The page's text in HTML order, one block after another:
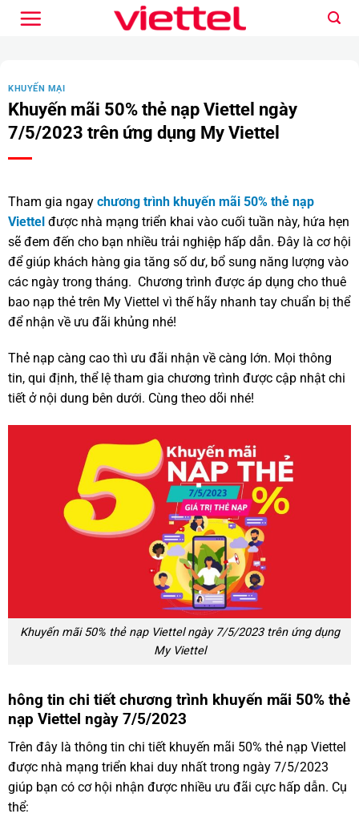
qua
KHUYẾN MẠI
Khuyến mãi 50% thẻ nạp Viettel ngày
7/5/2023 trên ứng dụng My Viettel
Tham gia ngay chương trình khuyến mãi 50% thẻ nạp
Viettel được nhà mạng triển khai vào cuối tuần này, hứa hẹn
sẽ đem đến cho bạn nhiều trải nghiệp hấp dẫn. Đây là cơ hội
để giúp khách hàng gia tăng số dư, bổ sung năng lượng vào
các ngày trong tháng. Chương trình được áp dụng cho thuê
bao nạp thẻ trên My Viettel vì thế hãy nhanh tay chuẩn bị thể
để nhận về ưu đãi khủng nhé!
Thẻ nạp càng cao thì ưu đãi nhận về càng lớn. Mọi thông
tin, qui định, thể lệ tham gia chương trình được cập nhật chi
tiết ở nội dung bên dưới. Cùng theo dõi nhé!
Khuyến mãi 50% thẻ nạp Viettel ngày 7/5/2023 trên ứng dụng
My Viettel
hông tin chi tiết chương trình khuyến mãi 50% thẻ
nạp Viettel ngày 7/5/2023
Trên đây là thông tin chi tiết khuyến mãi 50% thẻ nạp Viettel
được nhà mạng triển khai duy nhất trong ngày 7/5/2023
giúp bạn có cơ hội nhận được nhiều ưu đãi cực hấp dẫn. Cụ
thể: